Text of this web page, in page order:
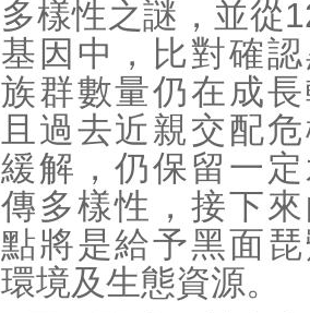
多樣性之謎，並從
基因中，比對確
族群數量仍在成
且過去近親交配
緩解，仍保留一
傳多樣性，接下
點將是給予黑面
環境及生態資源。